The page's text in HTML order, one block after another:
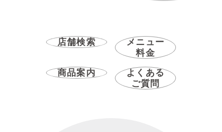
店舗検索
メニュー
料金
商品案内
よくある
ご質問